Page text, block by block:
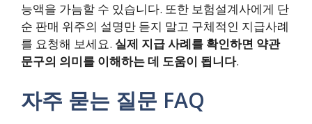
능액을 가늠할 수 있습니다. 또한 보험설계사에게 단
순 판매 위주의 설명만 듣지 말고 구체적인 지급사례
를 요청해 보세요. 실제 지급 사례를 확인하면 약관
문구의 의미를 이해하는 데 도움이 됩니다.
자주 묻는 질문 FAQ